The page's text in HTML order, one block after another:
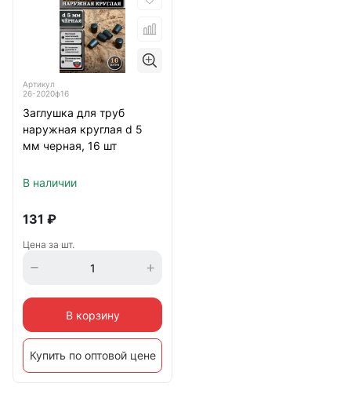
Артикул
26-2020ф16
Заглушка для труб
наружная круглая d 5
мм черная, 16 шт
В наличии
131 ₽
Цена за шт.
В корзину
Купить по оптовой цене